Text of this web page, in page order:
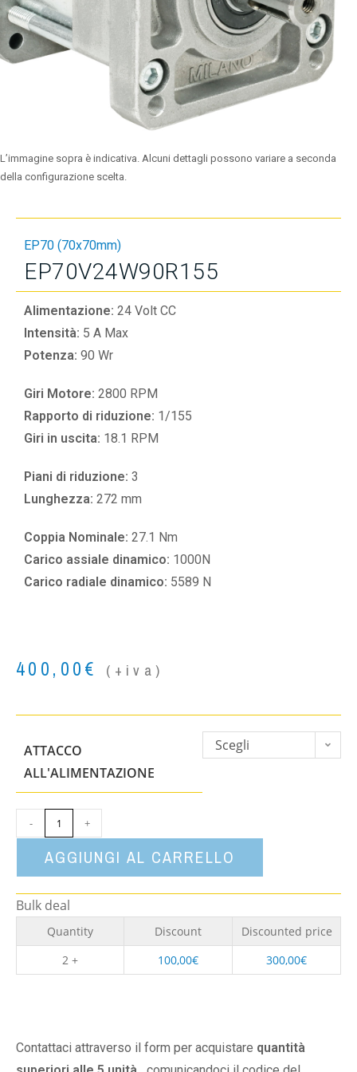
L’immagine sopra è indicativa. Alcuni dettagli possono variare a seconda
della configurazione scelta.
EP70 (70x70mm)
EP70V24W90R155
Alimentazione: 24 Volt CC
Intensità: 5 A Max
Potenza: 90 Wr
Giri Motore: 2800 RPM
Rapporto di riduzione: 1/155
Giri in uscita: 18.1 RPM
Piani di riduzione: 3
Lunghezza: 272 mm
Coppia Nominale: 27.1 Nm
Carico assiale dinamico: 1000N
Carico radiale dinamico: 5589 N
400,00€ (+iva)
ATTACCO
ALL'ALIMENTAZIONE
Scegli
- +
AGGIUNGI AL CARRELLO
Bulk deal
Quantity Discount
Discounted price
2 +
100,00€ 300,00€
Contattaci attraverso il form per acquistare quantità